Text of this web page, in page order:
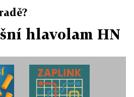
hlavolam HN